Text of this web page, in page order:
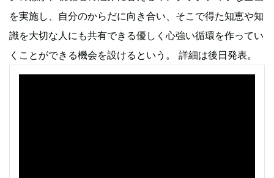
を実施し、自分のからだに向き合い、そこで得た知恵や知
識を大切な人にも共有できる優しく心強い循環を作ってい
くことができる機会を設けるという。 詳細は後日発表。